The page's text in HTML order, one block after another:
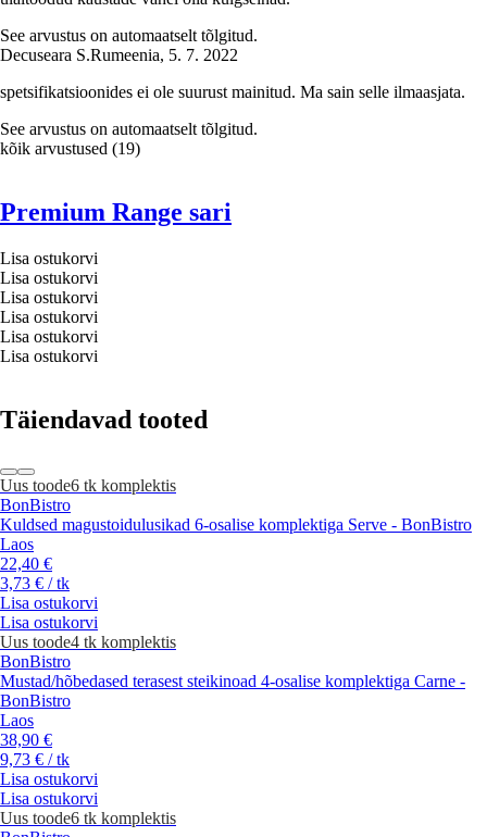
See arvustus on automaatselt tõlgitud.
Decuseara S.Rumeenia, 5. 7. 2022
spetsifikatsioonides ei ole suurust mainitud. Ma sain selle ilmaasjata.
See arvustus on automaatselt tõlgitud.
kõik arvustused (19)
Premium Range sari
Lisa ostukorvi
Lisa ostukorvi
Lisa ostukorvi
Lisa ostukorvi
Lisa ostukorvi
Lisa ostukorvi
Täiendavad tooted
Uus toode6 tk komplektis
BonBistro
Kuldsed magustoidulusikad 6-osalise komplektiga Serve - BonBistro
Laos
22,40 €
3,73 € / tk
Lisa ostukorvi
Lisa ostukorvi
Uus toode4 tk komplektis
BonBistro
Mustad/hõbedased terasest steikinoad 4-osalise komplektiga Carne -
BonBistro
Laos
38,90 €
9,73 € / tk
Lisa ostukorvi
Lisa ostukorvi
Uus toode6 tk komplektis